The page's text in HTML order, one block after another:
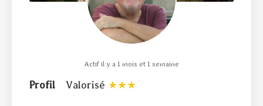
Actif il y a 1 mois et 1 semaine
Profil Valorisé